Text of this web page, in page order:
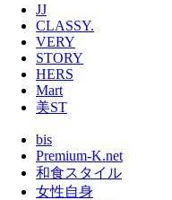
JJ
CLASSY.
VERY
STORY
HERS
Mart
美ST
bis
Premium-K.net
和食スタイル
女性自身